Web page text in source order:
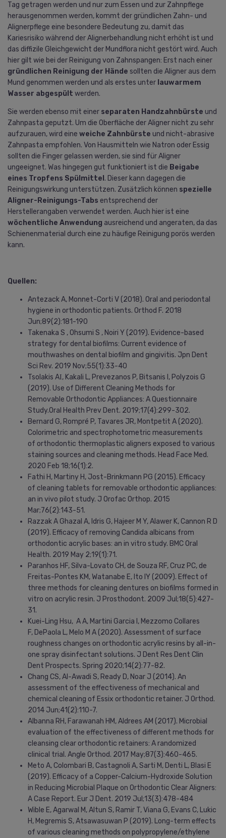
Tag getragen werden und nur zum Essen und zur Zahnpflege
herausgenommen werden, kommt der gründlichen Zahn- und
Alignerpflege eine besondere Bedeutung zu, damit das
Kariesrisiko während der Alignerbehandlung nicht erhöht ist und
das diffizile Gleichgewicht der Mundflora nicht gestört wird. Auch
hier gilt wie bei der Reinigung von Zahnspangen: Erst nach einer
gründlichen Reinigung der Hände sollten die Aligner aus dem
Mund genommen werden und als erstes unter lauwarmem
Wasser abgespült werden.
Sie werden ebenso mit einer separaten Handzahnbürste und
Zahnpasta geputzt. Um die Oberfläche der Aligner nicht zu sehr
aufzurauen, wird eine weiche Zahnbürste und nicht-abrasive
Zahnpasta empfohlen. Von Hausmitteln wie Natron oder Essig
sollten die Finger gelassen werden, sie sind für Aligner
ungeeignet. Was hingegen gut funktioniert ist die Beigabe
eines Tropfens Spülmittel . Dieser kann dagegen die
Reinigungswirkung unterstützen. Zusätzlich können spezielle
Aligner-Reinigungs-Tabs entsprechend der
Herstellerangaben verwendet werden. Auch hier ist eine
wöchentliche Anwendung ausreichend und angeraten, da das
Schienenmaterial durch eine zu häufige Reinigung porös werden
kann.
Quellen:
Antezack A, Monnet-Corti V (2018). Oral and periodontal
hygiene in orthodontic patients. Orthod F. 2018
Jun;89(2):181-190
Takenaka S , Ohsumi S , Noiri Y (2019). Evidence-based
strategy for dental biofilms: Current evidence of
mouthwashes on dental biofilm and gingivitis. Jpn Dent
Sci Rev. 2019 Nov;55(1):33-40
Tsolakis AΙ, Kakali L, Prevezanos P, Bitsanis I, Polyzois G
(2019). Use of Different Cleaning Methods for
Removable Orthodontic Appliances: A Questionnaire
Study.Oral Health Prev Dent. 2019;17(4):299-302.
Bernard G, Rompré P, Tavares JR, Montpetit A (2020).
Colorimetric and spectrophotometric measurements
of orthodontic thermoplastic aligners exposed to various
staining sources and cleaning methods. Head Face Med.
2020 Feb 18;16(1):2.
Fathi H, Martiny H, Jost-Brinkmann PG (2015). Efficacy
of cleaning tablets for removable orthodontic appliances:
an in vivo pilot study. J Orofac Orthop. 2015
Mar;76(2):143-51.
Razzak A Ghazal A, Idris G, Hajeer M Y, Alawer K, Cannon R D
(2019). Efficacy of removing Candida albicans from
orthodontic acrylic bases: an in vitro study. BMC Oral
Health. 2019 May 2;19(1):71.
Paranhos HF, Silva-Lovato CH, de Souza RF, Cruz PC, de
Freitas-Pontes KM, Watanabe E, Ito IY (2009). Effect of
three methods for cleaning dentures on biofilms formed in
vitro on acrylic resin. J Prosthodont. 2009 Jul;18(5):427-
31.
Kuei-Ling Hsu, A A, Martini Garcia I, Mezzomo Collares
F, DePaola L, Melo M A (2020). Assessment of surface
roughness changes on orthodontic acrylic resins by all-in-
one spray disinfectant solutions. J Dent Res Dent Clin
Dent Prospects. Spring 2020;14(2):77-82.
Chang CS, Al-Awadi S, Ready D, Noar J (2014). An
assessment of the effectiveness of mechanical and
chemical cleaning of Essix orthodontic retainer. J Orthod.
2014 Jun;41(2):110-7.
Albanna RH, Farawanah HM, Aldrees AM (2017). Microbial
evaluation of the effectiveness of different methods for
cleansing clear orthodontic retainers: A randomized
clinical trial. Angle Orthod. 2017 May;87(3):460-465.
Meto A, Colombari B, Castagnoli A, Sarti M, Denti L, Blasi E
(2019). Efficacy of a Copper-Calcium-Hydroxide Solution
in Reducing Microbial Plaque on Orthodontic Clear Aligners:
A Case Report. Eur J Dent. 2019 Jul;13(3):478-484
Wible E, Agarwal M, Altun S, Ramir T, Viana G, Evans C, Lukic
H, Megremis S, Atsawasuwan P (2019). Long-term effects
of various cleaning methods on polypropylene/ethylene